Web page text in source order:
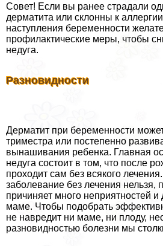
Совет! Если вы ранее страдали
дерматита или склонны к
наступления беременности
профилактические меры, чтобы
недуга.
Разновидности
Дерматит при беременности
триместра или постепенно
вынашивания ребенка. Главная
недуга состоит в том, что после
проходит сам без всякого
заболевание без лечения нельзя,
причиняет много неприятностей
маме. Чтобы подобрать
не навредит ни маме, ни плоду,
разновидностью болезни мы